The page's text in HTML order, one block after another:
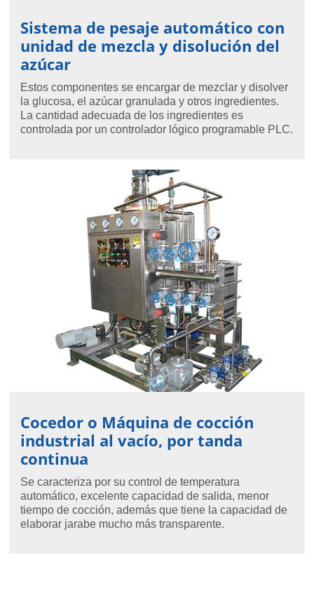
Sistema de pesaje automático con
unidad de mezcla y disolución del
azúcar
Estos componentes se encargar de mezclar y disolver
la glucosa, el azúcar granulada y otros ingredientes.
La cantidad adecuada de los ingredientes es
controlada por un controlador lógico programable PLC.
Cocedor o Máquina de cocción
industrial al vacío, por tanda
continua
Se caracteriza por su control de temperatura
automático, excelente capacidad de salida, menor
tiempo de cocción, además que tiene la capacidad de
elaborar jarabe mucho más transparente.